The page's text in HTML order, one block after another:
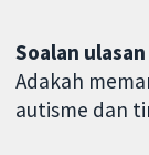
Soalan ulasan
Adakah
autisme dan